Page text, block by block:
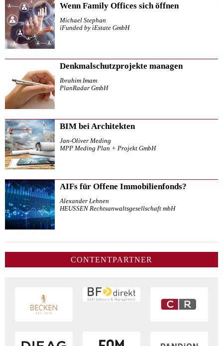
Wenn Family Offices sich öffnen
Michael Stephan
iFunded by iEstate GmbH
Denkmalschutzprojekte managen
Ibrahim Imam
PlanRadar GmbH
BIM bei Architekten
Jan-Oliver Meding
MPP Meding Plan + Projekt GmbH
AIFs für Offene Immobilienfonds?
Alexander Lehnen
HEUSSEN Rechtsanwaltsgesellschaft mbH
CONTENTPARTNER